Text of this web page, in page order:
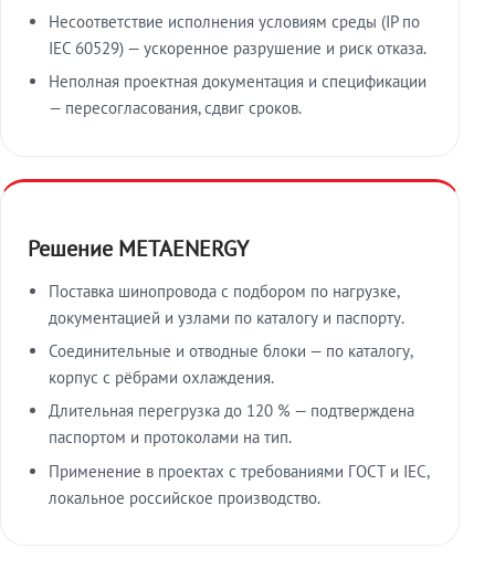
Несоответствие исполнения условиям среды (IP по
IEC 60529) — ускоренное разрушение и риск отказа.
Неполная проектная документация и спецификации
— пересогласования, сдвиг сроков.
Решение METAENERGY
Поставка шинопровода с подбором по нагрузке,
документацией и узлами по каталогу и паспорту.
Соединительные и отводные блоки — по каталогу,
корпус с рёбрами охлаждения.
Длительная перегрузка до 120 % — подтверждена
паспортом и протоколами на тип.
Применение в проектах с требованиями ГОСТ и IEC,
локальное российское производство.